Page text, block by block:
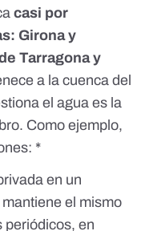
casi por
Girona y
Tarragona y
a la cuenca del
el agua es la
Como ejemplo,
*
en un
el mismo
periódicos, en